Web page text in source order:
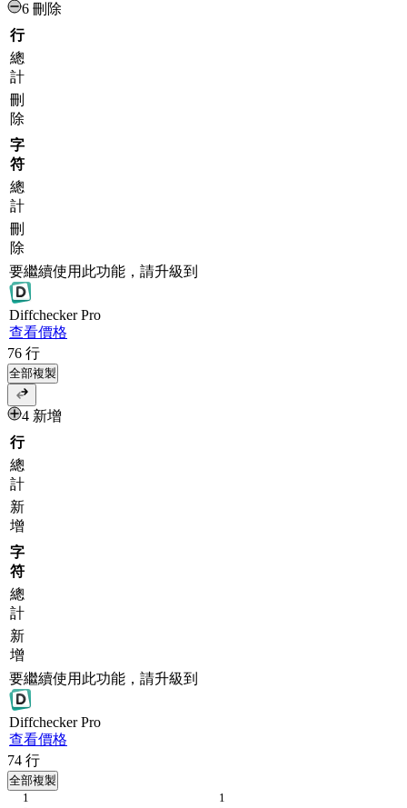
6 刪除
行
總
計
刪
除
字
符
總
計
刪
除
要繼續使用此功能，請升級到
DiffcheckerPro
查看價格
76 行
全部複製
4 新增
行
總
計
新
增
字
符
總
計
新
增
要繼續使用此功能，請升級到
DiffcheckerPro
查看價格
74 行
全部複製